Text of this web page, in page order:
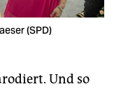
(SPD)
Und so